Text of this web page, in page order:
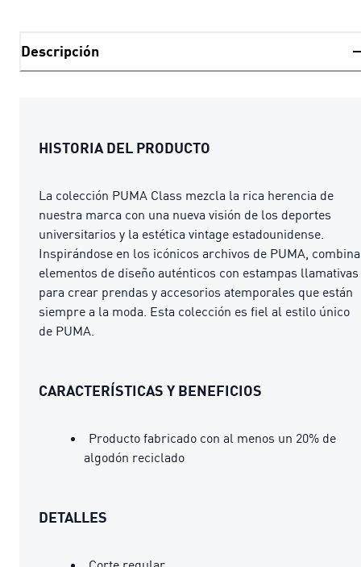
Descripción
HISTORIA DEL PRODUCTO
La colección PUMA Class mezcla la rica herencia de
nuestra marca con una nueva visión de los deportes
universitarios y la estética vintage estadounidense.
Inspirándose en los icónicos archivos de PUMA, combina
elementos de diseño auténticos con estampas llamativas
para crear prendas y accesorios atemporales que están
siempre a la moda. Esta colección es fiel al estilo único
de PUMA.
CARACTERÍSTICAS Y BENEFICIOS
Producto fabricado con al menos un 20% de
algodón reciclado
DETALLES